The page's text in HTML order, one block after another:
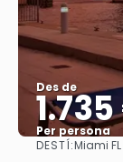
Des de
Per persona
DESTÍ:Miami FL